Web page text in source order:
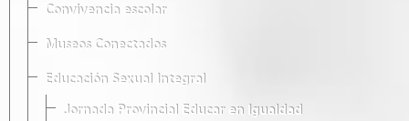
Convivencia escolar
Museos Conectados
Educación Sexual Integral
Jornada Provincial Educar en Igualdad